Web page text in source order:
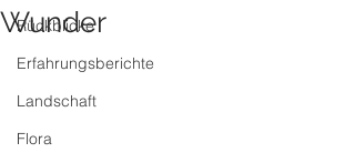
Rückblicke
Erfahrungsberichte
Landschaft
Flora
Wunder